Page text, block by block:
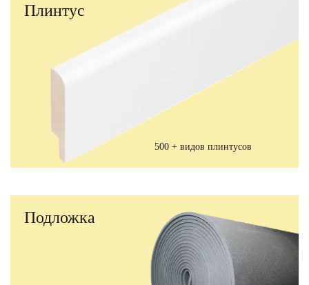
Плинтус
500 + видов плинтусов
Подложка